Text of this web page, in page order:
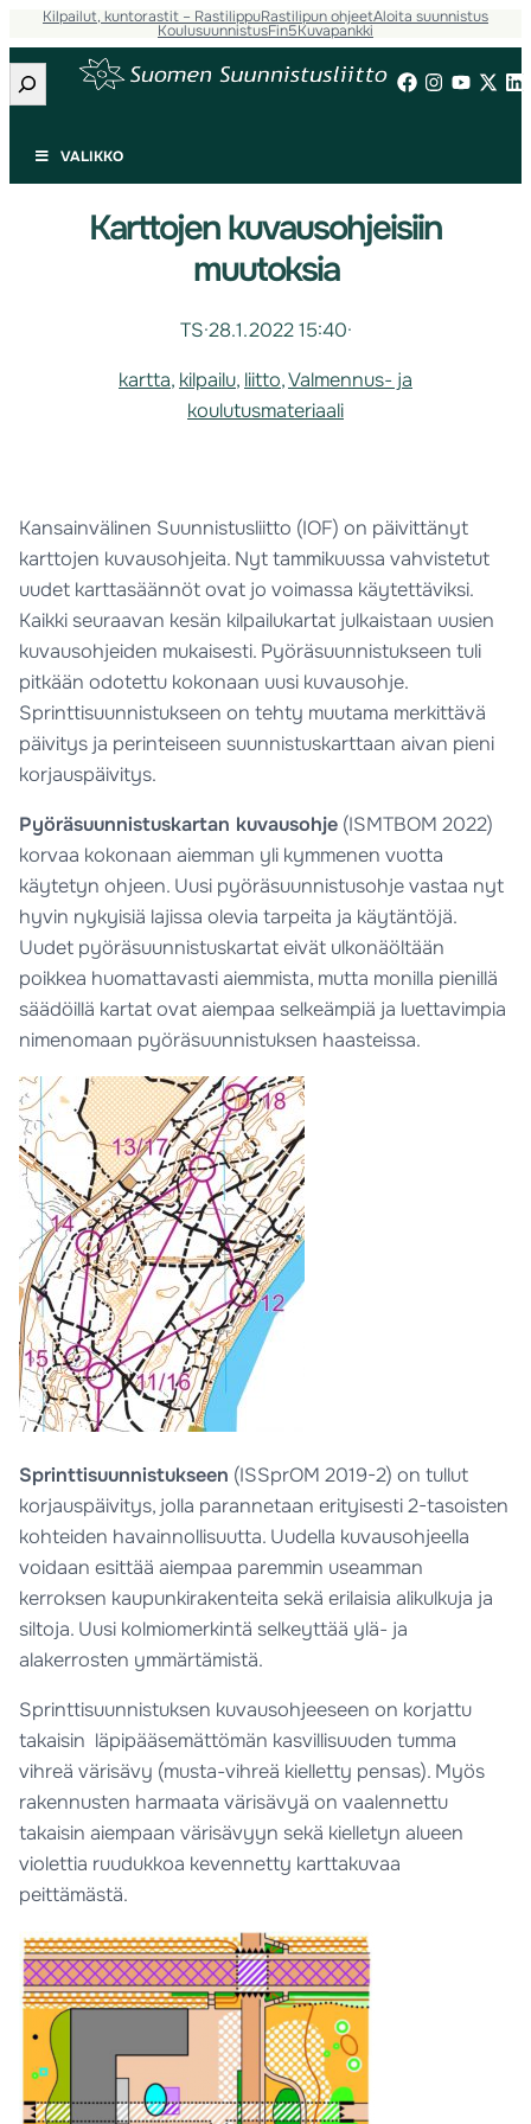
Kilpailut, kuntorastit – RastilippuRastilipun ohjeetAloita suunnistus
KoulusuunnistusFin5Kuvapankki
Etsi
VALIKKO
Karttojen kuvausohjeisiin
muutoksia
TS·28.1.2022 15:40·
kartta, kilpailu, liitto, Valmennus- ja
koulutusmateriaali
Kansainvälinen Suunnistusliitto (IOF) on päivittänyt
karttojen kuvausohjeita. Nyt tammikuussa vahvistetut
uudet karttasäännöt ovat jo voimassa käytettäviksi.
Kaikki seuraavan kesän kilpailukartat julkaistaan uusien
kuvausohjeiden mukaisesti. Pyöräsuunnistukseen tuli
pitkään odotettu kokonaan uusi kuvausohje.
Sprinttisuunnistukseen on tehty muutama merkittävä
päivitys ja perinteiseen suunnistuskarttaan aivan pieni
korjauspäivitys.
Pyöräsuunnistuskartan kuvausohje (ISMTBOM 2022)
korvaa kokonaan aiemman yli kymmenen vuotta
käytetyn ohjeen. Uusi pyöräsuunnistusohje vastaa nyt
hyvin nykyisiä lajissa olevia tarpeita ja käytäntöjä.
Uudet pyöräsuunnistuskartat eivät ulkonäöltään
poikkea huomattavasti aiemmista, mutta monilla pienillä
säädöillä kartat ovat aiempaa selkeämpiä ja luettavimpia
nimenomaan pyöräsuunnistuksen haasteissa.
Sprinttisuunnistukseen (ISSprOM 2019-2) on tullut
korjauspäivitys, jolla parannetaan erityisesti 2-tasoisten
kohteiden havainnollisuutta. Uudella kuvausohjeella
voidaan esittää aiempaa paremmin useamman
kerroksen kaupunkirakenteita sekä erilaisia alikulkuja ja
siltoja. Uusi kolmiomerkintä selkeyttää ylä- ja
alakerrosten ymmärtämistä.
Sprinttisuunnistuksen kuvausohjeeseen on korjattu
takaisin läpipääsemättömän kasvillisuuden tumma
vihreä värisävy (musta-vihreä kielletty pensas). Myös
rakennusten harmaata värisävyä on vaalennettu
takaisin aiempaan värisävyyn sekä kielletyn alueen
violettia ruudukkoa kevennetty karttakuvaa
peittämästä.